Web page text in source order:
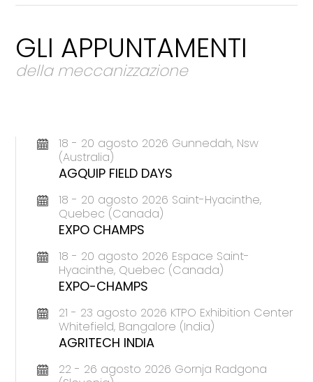
GLI APPUNTAMENTI
della meccanizzazione
18 - 20 agosto 2026 Gunnedah, Nsw
(Australia)
AGQUIP FIELD DAYS
18 - 20 agosto 2026 Saint-Hyacinthe,
Quebec (Canada)
EXPO CHAMPS
18 - 20 agosto 2026 Espace Saint-
Hyacinthe, Quebec (Canada)
EXPO-CHAMPS
21 - 23 agosto 2026 KTPO Exhibition Center
Whitefield, Bangalore (India)
AGRITECH INDIA
22 - 26 agosto 2026 Gornja Radgona